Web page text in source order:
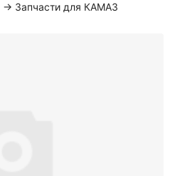
→ Запчасти для КАМАЗ